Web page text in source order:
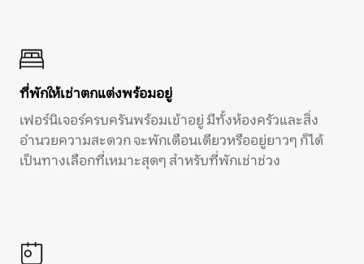
ที่พักให้เช่าตกแต่งพร้อมอยู่
เฟอร์นิเจอร์ครบครันพร้อมเข้าอยู่ มีทั้งห้องครัวและสิ่ง
อำนวยความสะดวก จะพักเดือนเดียวหรืออยู่ยาวๆ ก็ได้
เป็นทางเลือกที่เหมาะสุดๆ สำหรับที่พักเช่าช่วง